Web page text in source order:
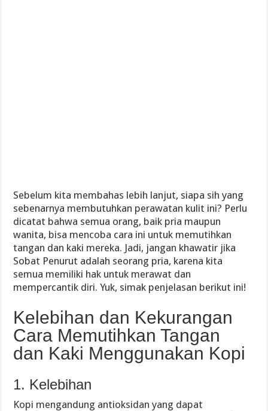
Sebelum kita membahas lebih lanjut, siapa sih yang
sebenarnya membutuhkan perawatan kulit ini? Perlu
dicatat bahwa semua orang, baik pria maupun
wanita, bisa mencoba cara ini untuk memutihkan
tangan dan kaki mereka. Jadi, jangan khawatir jika
Sobat Penurut adalah seorang pria, karena kita
semua memiliki hak untuk merawat dan
mempercantik diri. Yuk, simak penjelasan berikut ini!
Kelebihan dan Kekurangan
Cara Memutihkan Tangan
dan Kaki Menggunakan Kopi
1. Kelebihan
Kopi mengandung antioksidan yang dapat